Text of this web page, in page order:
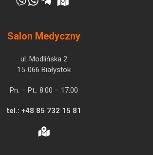
Salon Medyczny
ul. Modlińska 2
15-066 Białystok
Pn. – Pt.: 8:00 – 17:00
tel.: +48 85 732 15 81